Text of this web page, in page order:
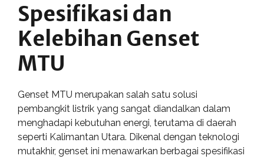
Spesifikasi dan
Kelebihan Genset
MTU
Genset MTU merupakan salah satu solusi
pembangkit listrik yang sangat diandalkan dalam
menghadapi kebutuhan energi, terutama di daerah
seperti Kalimantan Utara. Dikenal dengan teknologi
mutakhir, genset ini menawarkan berbagai spesifikasi